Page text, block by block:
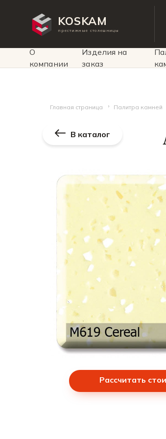
KOSKAM
престижные столешницы
О
компании
Изделия на
заказ
Главная страница Палитра камней
В каталог
Рассчитать